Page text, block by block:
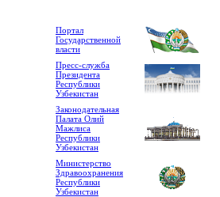
Портал
Государственной
власти
Пресс-служба
Президента
Республики
Узбекистан
Законодательная
Палата Олий
Мажлиса
Республики
Узбекистан
Министерство
Здравоохранения
Республики
Узбекистан